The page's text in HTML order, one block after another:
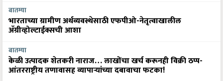
बातम्या
भारताच्या ग्रामीण अर्थव्यवस्थेसाठी एफपीओ-नेतृत्वाखालील
अ‍ॅग्रीव्होल्टाईक्सची आशा
बातम्या
केळी उत्पादक शेतकरी नाराज… लाखोंचा खर्च करूनही विक्री ठप्प-
आंतरराष्ट्रीय तणावासह व्यापाऱ्यांच्या दबावाचा फटका!